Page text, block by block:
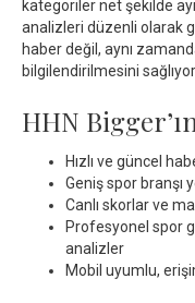
kategoriler net şekilde
analizleri düzenli olarak
haber değil, aynı
bilgilendirilmesini sağlıyor.
HHN
Hızlı ve güncel
Geniş spor branşı
Canlı skorlar ve
Profesyonel spor
analizler
Mobil uyumlu,